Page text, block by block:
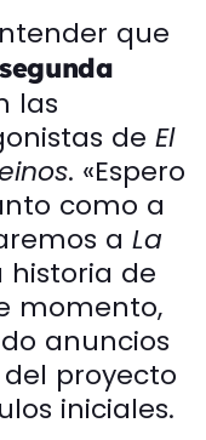
que
las
de El
. «Espero
como a
a La
historia de
momento,
anuncios
proyecto
iniciales.